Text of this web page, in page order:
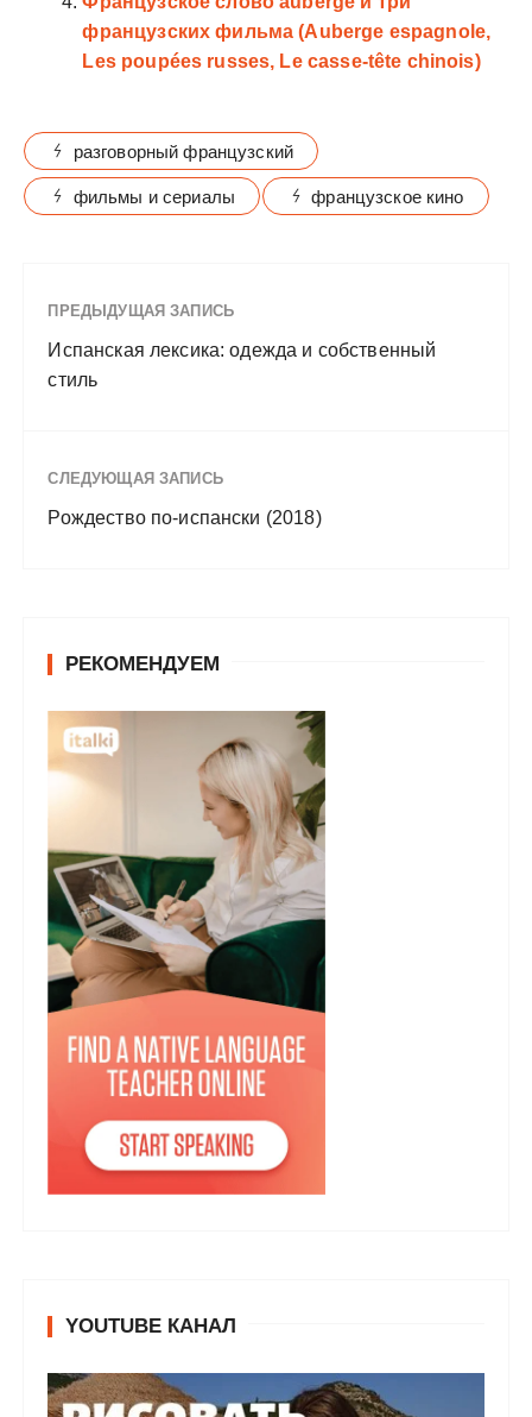
французских фильма (Auberge espagnole,
Les poupées russes, Le casse-tête chinois)
разговорный французский
фильмы и сериалы французское кино
ПРЕДЫДУЩАЯ ЗАПИСЬ
Испанская лексика: одежда и собственный
стиль
СЛЕДУЮЩАЯ ЗАПИСЬ
Рождество по-испански (2018)
РЕКОМЕНДУЕМ
YOUTUBE КАНАЛ